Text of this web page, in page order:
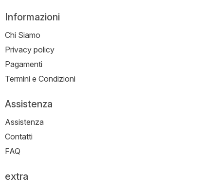
Informazioni
Chi Siamo
Privacy policy
Pagamenti
Termini e Condizioni
Assistenza
Assistenza
Contatti
FAQ
extra